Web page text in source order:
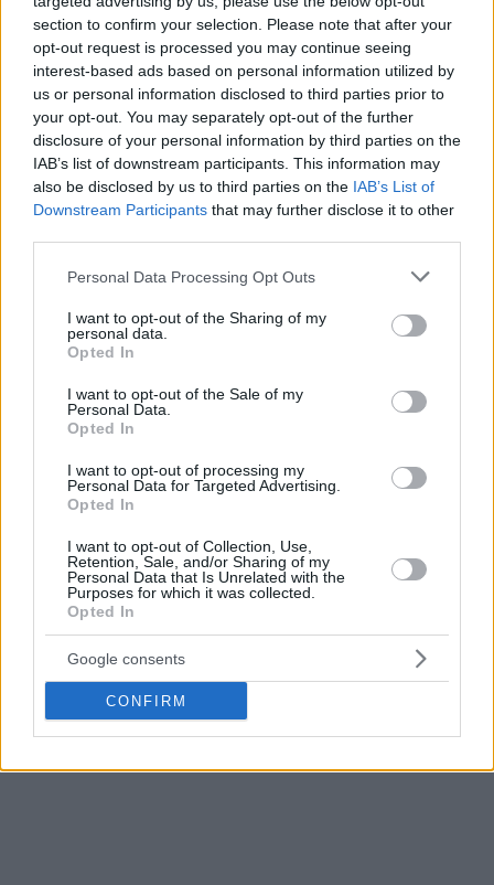
section to confirm your selection. Please note that after your
opt-out request is processed you may continue seeing
interest-based ads based on personal information utilized by
us or personal information disclosed to third parties prior to
your opt-out. You may separately opt-out of the further
disclosure of your personal information by third parties on the
IAB’s list of downstream participants. This information may
also be disclosed by us to third parties on the IAB’s List of
Downstream Participants that may further disclose it to other
Please note that this website/app uses one or more Google
not limited to your visit or usage behaviour. You may click to
grant or deny consent to Google and its third-party tags to
use your data for below specified purposes in below Google
consent section.
Personal Data Processing Opt Outs
I want to opt-out of the Sharing of my
personal data.
Opted In
I want to opt-out of the Sale of my
Personal Data.
Opted In
I want to opt-out of processing my
Personal Data for Targeted Advertising.
Opted In
I want to opt-out of Collection, Use,
Retention, Sale, and/or Sharing of my
Personal Data that Is Unrelated with the
Purposes for which it was collected.
Opted In
Google consents
CONFIRM
Με τον δεύτερο, οι Πειραιώτες έχουν μία νίκη επί της
Φενέρ στο Game 1 (79-68), αλλά και δύο ήττες από
Μακάμπι (90-84) καιΑρμάνι (83-62).
Με τον τρίτο, επικράτησαν της Βίρτους Μπολόνια (117-71)
και τηςΕφές(64-60), ενώ έχασαν από τη Μονακό (64-60).